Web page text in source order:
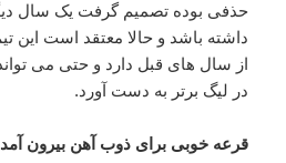
حذفی بوده تصمیم گرفت یک سال
داشته باشد و حالا معتقد است این
از سال های قبل دارد و حتی می
در لیگ برتر به دست آورد.
قرعه خوبی برای ذوب آهن بیرون آمد